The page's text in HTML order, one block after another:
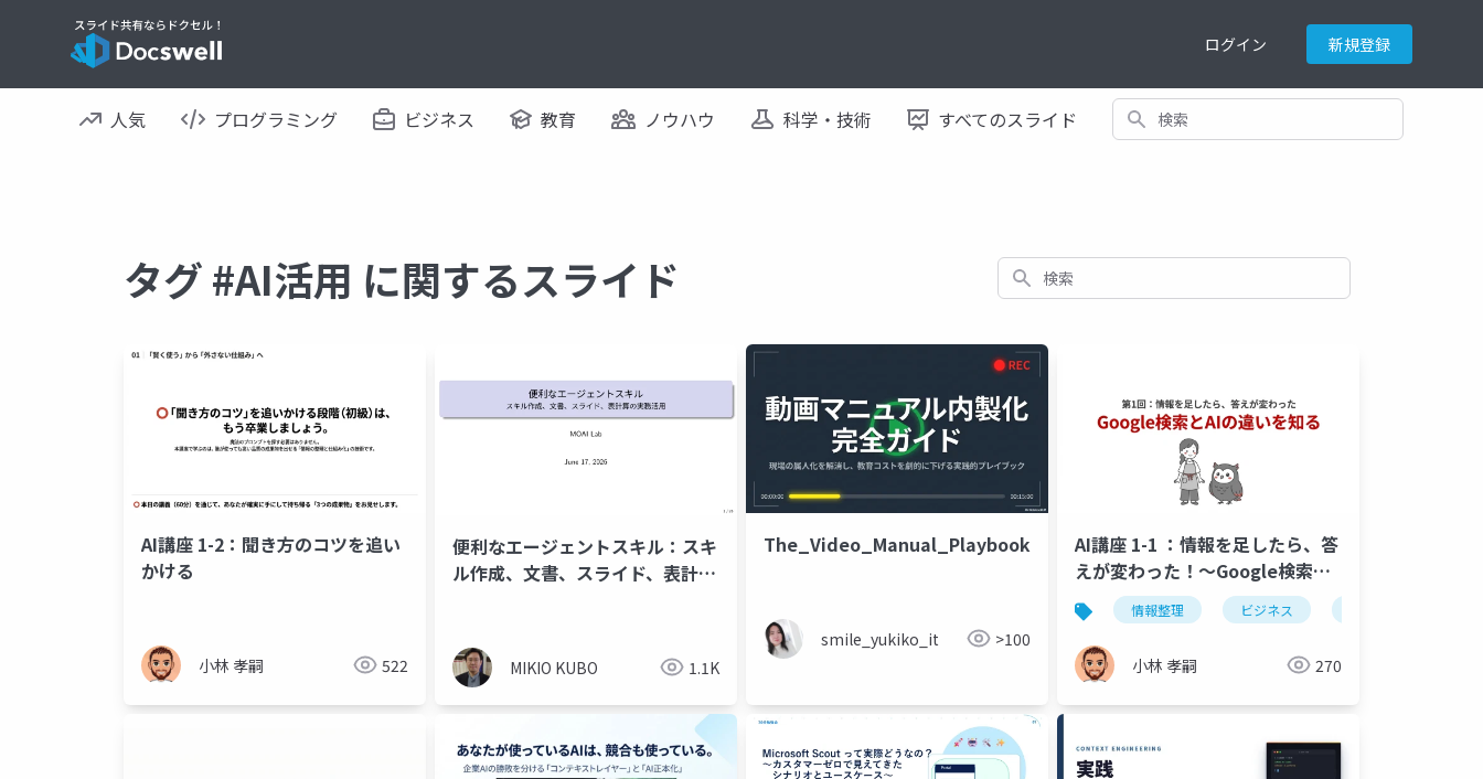
ログイン 新規登録
人気 プログラミング ビジネス 教育 ノウハウ 科学・技術 すべてのスライド 検索
タグ #AI活用 に関するスライド 検索
AI講座 1-2：聞き方のコツを追い
かける
小林 孝嗣 522
便利なエージェントスキル：スキ
ル作成、文書、スライド、表計算
MIKIO KUBO 1.1K
The_Video_Manual_Playbook
smile_yukiko_it >100
AI講座 1-1 ：情報を足したら、答
えが変わった！〜Google検索と
AIの違い〜
情報整理 ビジネス
小林 孝嗣 270